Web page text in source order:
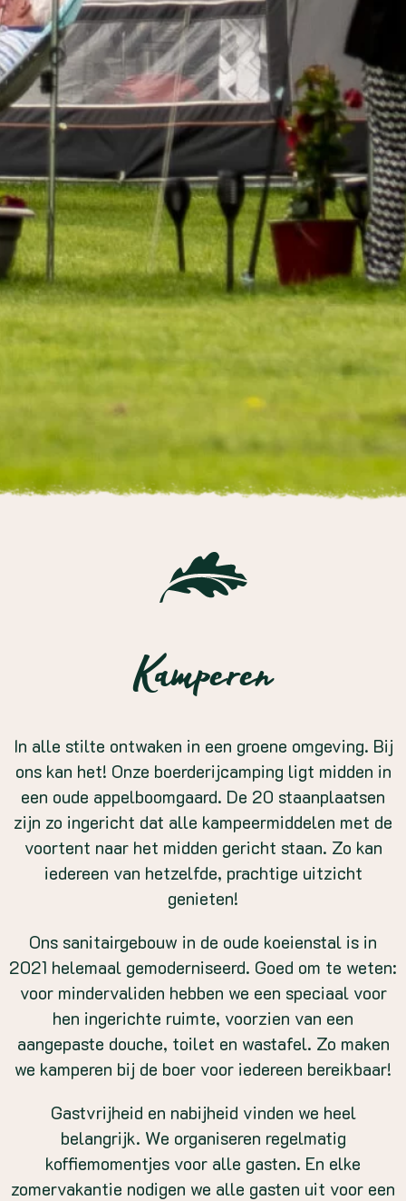
Kamperen
In alle stilte ontwaken in een groene omgeving. Bij
ons kan het! Onze boerderijcamping ligt midden in
een oude appelboomgaard. De 20 staanplaatsen
zijn zo ingericht dat alle kampeermiddelen met de
voortent naar het midden gericht staan. Zo kan
iedereen van hetzelfde, prachtige uitzicht
genieten!
Ons sanitairgebouw in de oude koeienstal is in
2021 helemaal gemoderniseerd. Goed om te weten:
voor mindervaliden hebben we een speciaal voor
hen ingerichte ruimte, voorzien van een
aangepaste douche, toilet en wastafel. Zo maken
we kamperen bij de boer voor iedereen bereikbaar!
Gastvrijheid en nabijheid vinden we heel
belangrijk. We organiseren regelmatig
koffiemomentjes voor alle gasten. En elke
zomervakantie nodigen we alle gasten uit voor een